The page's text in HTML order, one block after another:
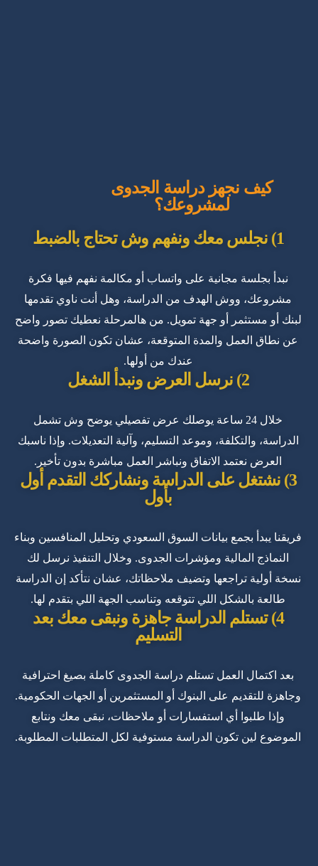
كيف نجهز دراسة الجدوى
لمشروعك؟
1) نجلس معك ونفهم وش تحتاج بالضبط
نبدأ بجلسة مجانية على واتساب أو مكالمة نفهم فيها فكرة
مشروعك، ووش الهدف من الدراسة، وهل أنت ناوي تقدمها
لبنك أو مستثمر أو جهة تمويل. من هالمرحلة نعطيك تصور واضح
عن نطاق العمل والمدة المتوقعة، عشان تكون الصورة واضحة
عندك من أولها.
2) نرسل العرض ونبدأ الشغل
خلال 24 ساعة يوصلك عرض تفصيلي يوضح وش تشمل
الدراسة، والتكلفة، وموعد التسليم، وآلية التعديلات. وإذا ناسبك
العرض نعتمد الاتفاق ونباشر العمل مباشرة بدون تأخير.
3) نشتغل على الدراسة ونشاركك التقدم أول
بأول
فريقنا يبدأ بجمع بيانات السوق السعودي وتحليل المنافسين وبناء
النماذج المالية ومؤشرات الجدوى. وخلال التنفيذ نرسل لك
نسخة أولية تراجعها وتضيف ملاحظاتك، عشان نتأكد إن الدراسة
طالعة بالشكل اللي تتوقعه وتناسب الجهة اللي بتقدم لها.
4) تستلم الدراسة جاهزة ونبقى معك بعد
التسليم
بعد اكتمال العمل تستلم دراسة الجدوى كاملة بصيغ احترافية
وجاهزة للتقديم على البنوك أو المستثمرين أو الجهات الحكومية.
وإذا طلبوا أي استفسارات أو ملاحظات، نبقى معك ونتابع
الموضوع لين تكون الدراسة مستوفية لكل المتطلبات المطلوبة.